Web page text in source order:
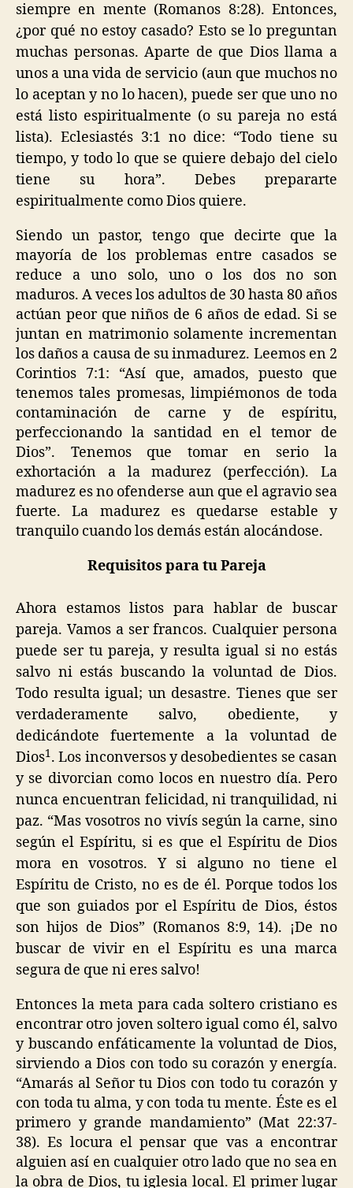
siempre en mente (Romanos 8:28). Entonces,
¿por qué no estoy casado? Esto se lo preguntan
muchas personas. Aparte de que Dios llama a
unos a una vida de servicio (aun que muchos no
lo aceptan y no lo hacen), puede ser que uno no
está listo espiritualmente (o su pareja no está
lista). Eclesiastés 3:1 no dice: “Todo tiene su
tiempo, y todo lo que se quiere debajo del cielo
tiene su hora”. Debes prepararte
espiritualmente como Dios quiere.
Siendo un pastor, tengo que decirte que la
mayoría de los problemas entre casados se
reduce a uno solo, uno o los dos no son
maduros. A veces los adultos de 30 hasta 80 años
actúan peor que niños de 6 años de edad. Si se
juntan en matrimonio solamente incrementan
los daños a causa de su inmadurez. Leemos en 2
Corintios 7:1: “Así que, amados, puesto que
tenemos tales promesas, limpiémonos de toda
contaminación de carne y de espíritu,
perfeccionando la santidad en el temor de
Dios”. Tenemos que tomar en serio la
exhortación a la madurez (perfección). La
madurez es no ofenderse aun que el agravio sea
fuerte. La madurez es quedarse estable y
tranquilo cuando los demás están alocándose.
Requisitos para tu Pareja
Ahora estamos listos para hablar de buscar
pareja. Vamos a ser francos. Cualquier persona
puede ser tu pareja, y resulta igual si no estás
salvo ni estás buscando la voluntad de Dios.
Todo resulta igual; un desastre. Tienes que ser
verdaderamente salvo, obediente, y
dedicándote fuertemente a la voluntad de
Dios1. Los inconversos y desobedientes se casan
y se divorcian como locos en nuestro día. Pero
nunca encuentran felicidad, ni tranquilidad, ni
paz. “Mas vosotros no vivís según la carne, sino
según el Espíritu, si es que el Espíritu de Dios
mora en vosotros. Y si alguno no tiene el
Espíritu de Cristo, no es de él. Porque todos los
que son guiados por el Espíritu de Dios, éstos
son hijos de Dios” (Romanos 8:9, 14). ¡De no
buscar de vivir en el Espíritu es una marca
segura de que ni eres salvo!
Entonces la meta para cada soltero cristiano es
encontrar otro joven soltero igual como él, salvo
y buscando enfáticamente la voluntad de Dios,
sirviendo a Dios con todo su corazón y energía.
“Amarás al Señor tu Dios con todo tu corazón y
con toda tu alma, y con toda tu mente. Éste es el
primero y grande mandamiento” (Mat 22:37-
38). Es locura el pensar que vas a encontrar
alguien así en cualquier otro lado que no sea en
la obra de Dios, tu iglesia local. El primer lugar